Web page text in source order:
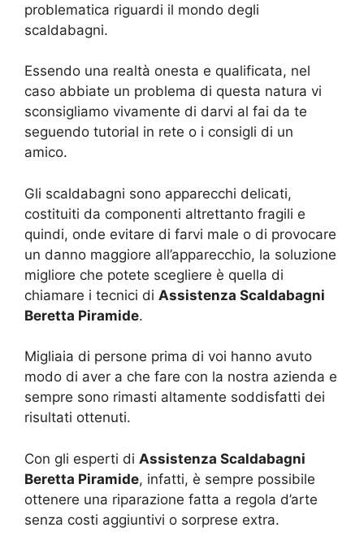
problematica riguardi il mondo degli
scaldabagni.
Essendo una realtà onesta e qualificata, nel
caso abbiate un problema di questa natura vi
sconsigliamo vivamente di darvi al fai da te
seguendo tutorial in rete o i consigli di un
amico.
Gli scaldabagni sono apparecchi delicati,
costituiti da componenti altrettanto fragili e
quindi, onde evitare di farvi male o di provocare
un danno maggiore all’apparecchio, la soluzione
migliore che potete scegliere è quella di
chiamare i tecnici di Assistenza Scaldabagni
Beretta Piramide.
Migliaia di persone prima di voi hanno avuto
modo di aver a che fare con la nostra azienda e
sempre sono rimasti altamente soddisfatti dei
risultati ottenuti.
Con gli esperti di Assistenza Scaldabagni
Beretta Piramide, infatti, è sempre possibile
ottenere una riparazione fatta a regola d’arte
senza costi aggiuntivi o sorprese extra.